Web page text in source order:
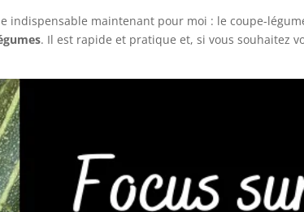
indispensable maintenant pour moi : le coupe-
. Il est rapide et pratique et, si vous souhaitez